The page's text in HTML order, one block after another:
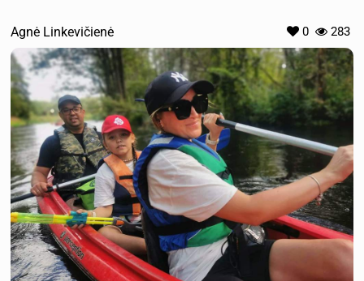
Agnė Linkevičienė 0 283